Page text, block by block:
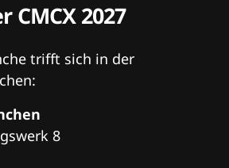
CMCX 2027
trifft sich in der
8